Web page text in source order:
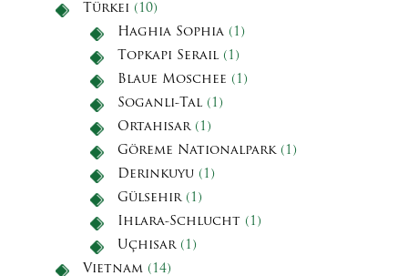
Türkei (10)
Haghia Sophia (1)
Topkapi Serail (1)
Blaue Moschee (1)
Soganli-Tal (1)
Ortahisar(1)
Göreme Nationalpark(1)
Derinkuyu (1)
Gülsehir(1)
Ihlara-Schlucht (1)
Uçhisar(1)
Vietnam (14)